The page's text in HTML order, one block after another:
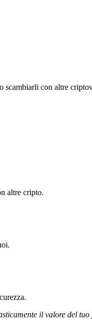
con altre
altre cripto.
il valore del